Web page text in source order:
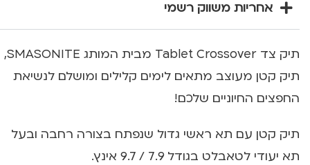
אחריות משווק רשמי
תיק צד Tablet Crossover מבית המותג SMASONITE,
תיק קטן מעוצב מתאים לימים קלילים ומושלם לנשיאת
החפצים החיוניים שלכם!
תיק קטן עם תא ראשי גדול שנפתח בצורה רחבה ובעל
תא יעודי לטאבלט בגודל 7.9 / 9.7 אינץ.